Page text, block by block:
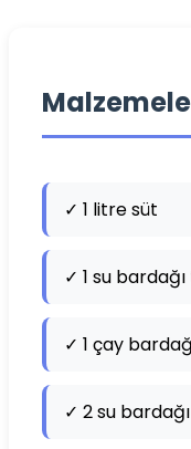
✓ 1 litre süt
✓ 1 su
✓ 1 çay
✓ 2 su